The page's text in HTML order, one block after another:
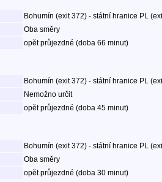
Bohumín (exit 372) - státní hranice PL
Oba směry
opět průjezdné (doba 66 minut)
Bohumín (exit 372) - státní hranice PL
Nemožno určit
opět průjezdné (doba 45 minut)
Bohumín (exit 372) - státní hranice PL
Oba směry
opět průjezdné (doba 30 minut)